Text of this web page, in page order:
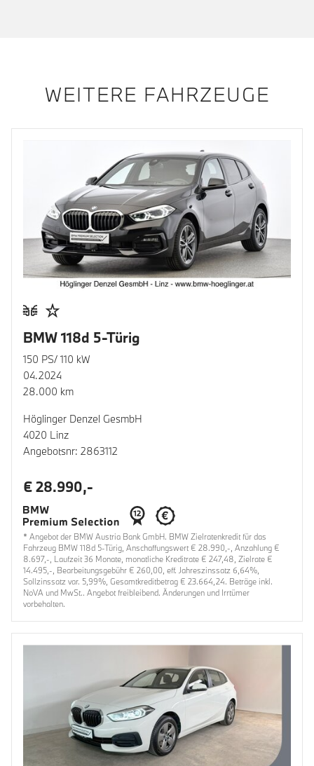
WEITERE FAHRZEUGE
BMW 118d 5-Türig
150 PS/ 110 kW
04.2024
28.000 km
Höglinger Denzel GesmbH
4020 Linz
Angebotsnr: 2863112
€ 28.990,-
* Angebot der BMW Austria Bank GmbH. BMW Zielratenkredit für das
Fahrzeug BMW 118d 5-Türig, Anschaffungswert € 28.990,-, Anzahlung €
8.697,-, Laufzeit 36 Monate, monatliche Kreditrate € 247,48, Zielrate €
14.495,-, Bearbeitungsgebühr € 260,00, eff. Jahreszinssatz 6,64%,
Sollzinssatz var. 5,99%, Gesamtkreditbetrag € 23.664,24. Beträge inkl.
NoVA und MwSt.. Angebot freibleibend. Änderungen und Irrtümer
vorbehalten.